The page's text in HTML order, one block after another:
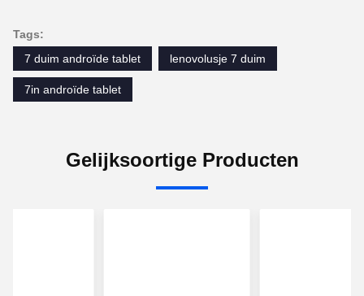
Tags:
7 duim androïde tablet
lenovolusje 7 duim
7in androïde tablet
Gelijksoortige Producten